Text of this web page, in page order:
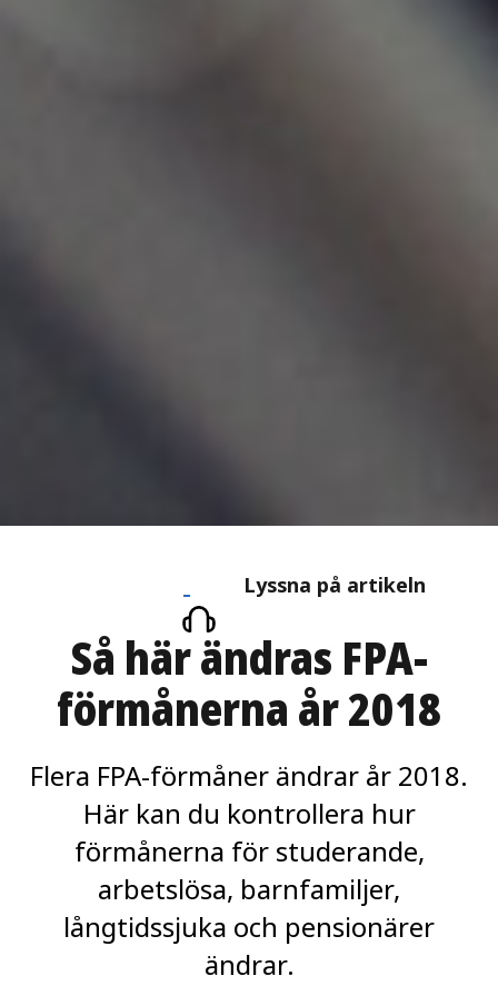
Lyssna
på
artikeln
Lyssna på artikeln
Så här ändras FPA-
förmånerna år 2018
Flera FPA-förmåner ändrar år 2018.
Här kan du kontrollera hur
förmånerna för studerande,
arbetslösa, barnfamiljer,
långtidssjuka och pensionärer
ändrar.